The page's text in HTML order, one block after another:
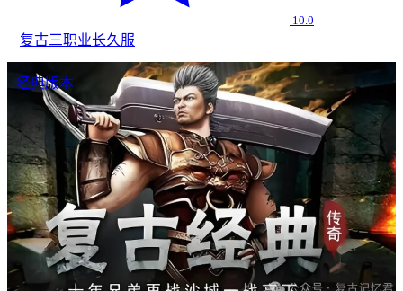
10.0
复古三职业长久服
经典版本